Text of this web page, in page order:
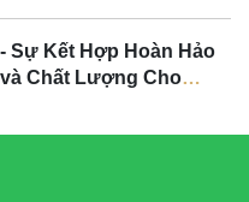
Sự Kết Hợp Hoàn Hảo
Chất Lượng Cho